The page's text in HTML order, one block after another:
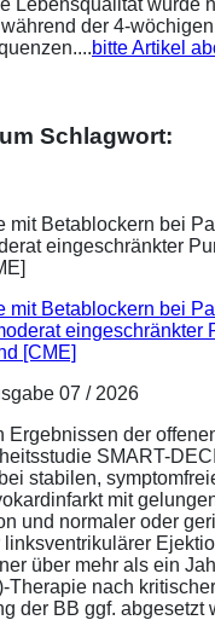
Lebensqualität wurde
der 4-wöchigen
bitte Artikel
Schlagwort:
mit Betablockern bei
eingeschränkter
[CME]
07 / 2026
Ergebnissen der
SMART-
stabilen,
mit
und normaler oder
über mehr als ein
Therapie nach
der BB ggf. abgesetzt